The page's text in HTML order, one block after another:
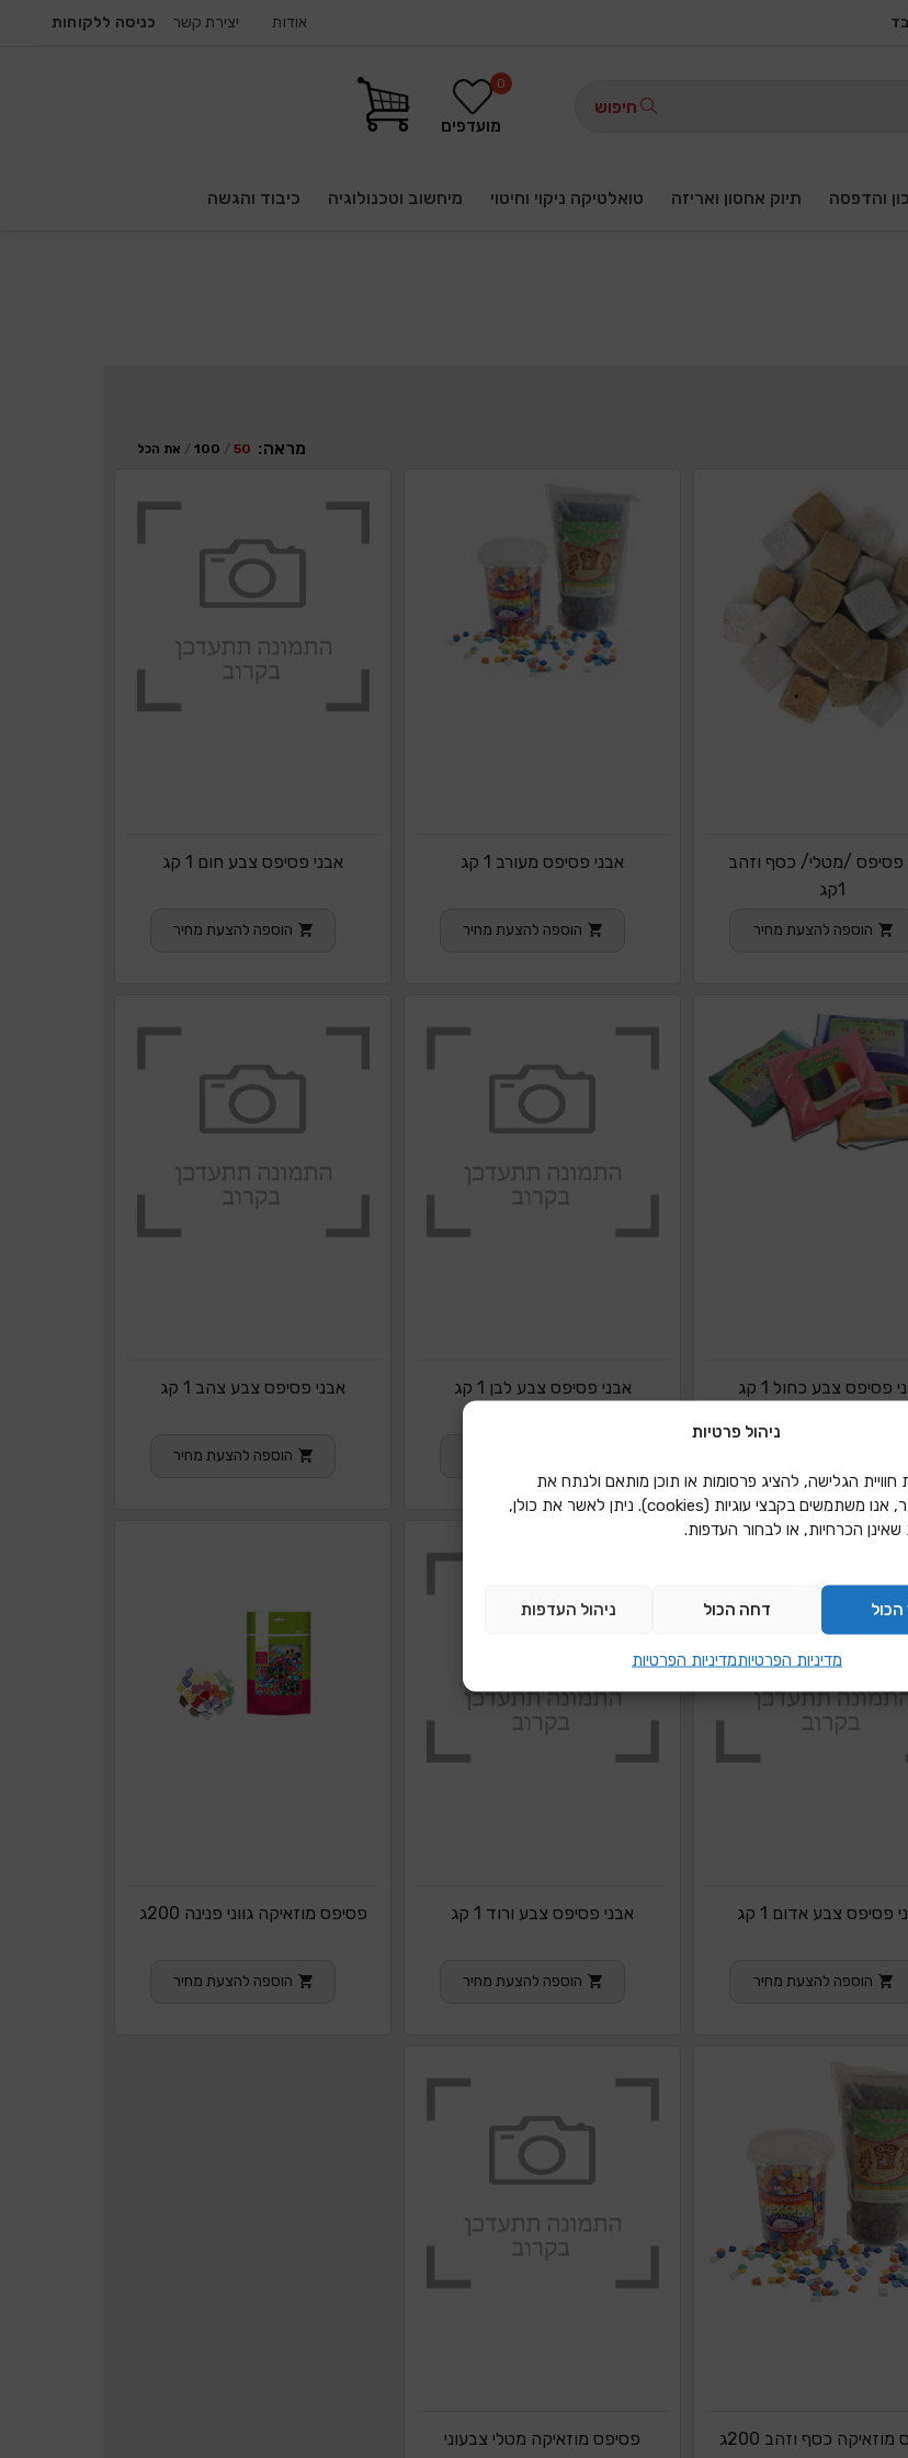
ניהול פרטיות
הגלישה, להציג פרסומות או תוכן מותאם ולנתח את
השימוש באתר, אנו משתמשים בקבצי עוגיות (cookies). ניתן לאשר את כולן,
שאינן הכרחיות, או לבחור העדפות.
דחה הכול ניהול העדפות
מדיניות הפרטיותמדיניות הפרטיות
אודות יצירת קשר כניסה ללקוחות
חיפוש
מועדפים
0
והדפסה תיוק אחסון ואריזה טואלטיקה ניקוי וחיטוי מיחשוב וטכנולוגיה כיבוד והגשה
מראה: 50
100 את הכל
פסיפס /מטלי/ כסף וזהב
1קג
הוספה להצעת מחיר
אבני פסיפס מעורב 1 קג
הוספה להצעת מחיר
אבני פסיפס צבע חום 1 קג
הוספה להצעת מחיר
פסיפס צבע כחול 1 קג אבני פסיפס צבע לבן 1 קג אבני פסיפס צבע צהב 1 קג
הוספה להצעת מחיר
פסיפס צבע אדום 1 קג
הוספה להצעת מחיר
אבני פסיפס צבע ורוד 1 קג
הוספה להצעת מחיר
פסיפס מוזאיקה גווני פנינה 200ג
הוספה להצעת מחיר
כסף וזהב 200ג
פסיפס מוזאיקה מטלי צבעוני